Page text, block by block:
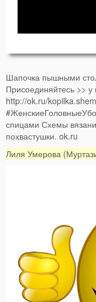
Шапочка пышными
Присоединяйтесь >> у
http://ok.ru/kopilka.shem
спицами Схемы
похвастушки. ok.ru
Лиля Умерова